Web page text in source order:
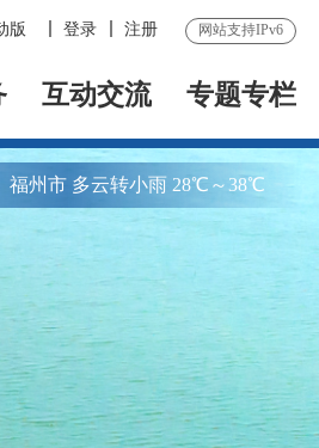
版 登录 注册 网站支持IPv6
互动交流 专题专栏
福州市 多云转小雨 28℃～38℃